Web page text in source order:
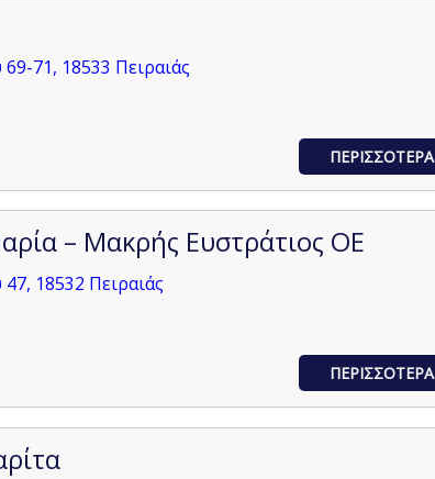
69-71, 18533 Πειραιάς
ΠΕΡΙΣΣΟΤΕΡΑ
– Μακρής Ευστράτιος ΟΕ
47, 18532 Πειραιάς
ΠΕΡΙΣΣΟΤΕΡΑ